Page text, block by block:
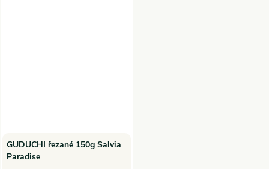
GUDUCHI řezané 150g Salvia
Paradise